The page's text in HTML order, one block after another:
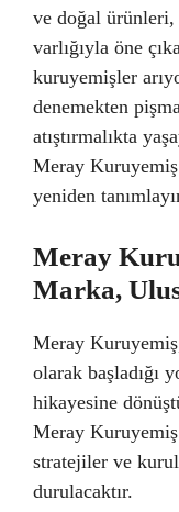
ve doğal
varlığıyla öne
kuruyemişler
denemekten
atıştırmalıkta
Meray
yeniden
Meray
Marka,
Meray
olarak başladığı
hikayesine
Meray
stratejiler ve
durulacaktır.